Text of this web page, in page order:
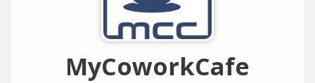
MyCoworkCafe